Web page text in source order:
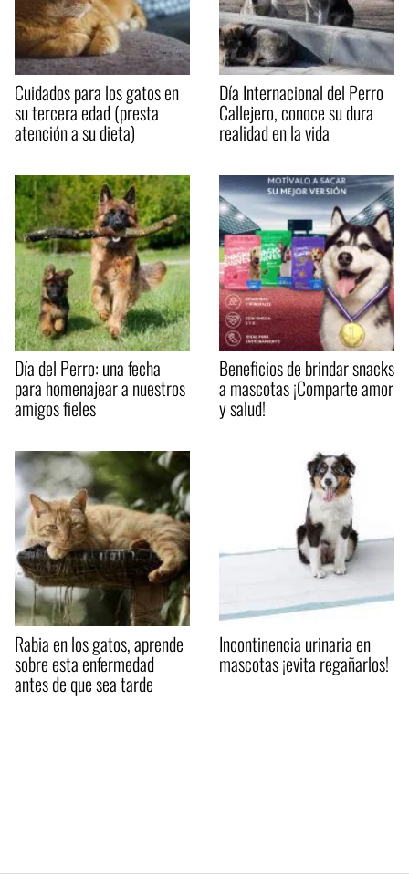
Cuidados para los gatos en
su tercera edad (presta
atención a su dieta)
Día Internacional del Perro
Callejero, conoce su dura
realidad en la vida
Día del Perro: una fecha
para homenajear a nuestros
amigos fieles
Beneficios de brindar snacks
a mascotas ¡Comparte amor
y salud!
Rabia en los gatos, aprende
sobre esta enfermedad
antes de que sea tarde
Incontinencia urinaria en
mascotas ¡evita regañarlos!